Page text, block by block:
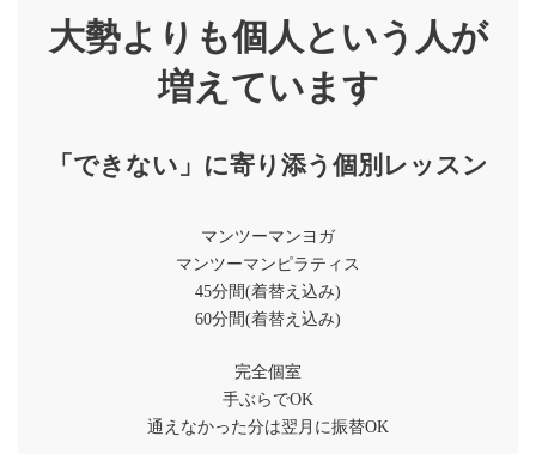
大勢よりも個人という人が
増えています
「できない」に寄り添う個別レッスン
マンツーマンヨガ
マンツーマンピラティス
45分間(着替え込み)
60分間(着替え込み)
完全個室
手ぶらでOK
通えなかった分は翌月に振替OK